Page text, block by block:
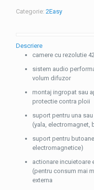
Categorie: 2Easy
Descriere
camere cu rezolutie
sistem audio
volum difuzor
montaj ingropat sau
protectie contra ploii
suport pentru una
(yala, electromagnet,
suport pentru
electromagnetice)
actionare incuietoare
(pentru consum mai
externa